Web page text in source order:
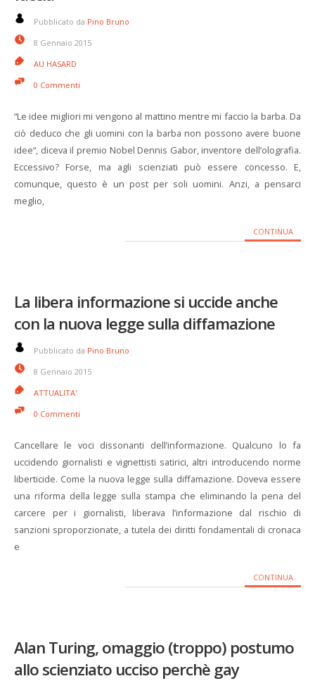
Pubblicato da Pino Bruno
8 Gennaio 2015
AU HASARD
0 Commenti
“Le idee migliori mi vengono al mattino mentre mi faccio la barba. Da
ciò deduco che gli uomini con la barba non possono avere buone
idee“, diceva il premio Nobel Dennis Gabor, inventore dell’olografia.
Eccessivo? Forse, ma agli scienziati può essere concesso. E,
comunque, questo è un post per soli uomini. Anzi, a pensarci
meglio,
CONTINUA
La libera informazione si uccide anche
con la nuova legge sulla diffamazione
Pubblicato da Pino Bruno
8 Gennaio 2015
ATTUALITA'
0 Commenti
Cancellare le voci dissonanti dell’informazione. Qualcuno lo fa
uccidendo giornalisti e vignettisti satirici, altri introducendo norme
liberticide. Come la nuova legge sulla diffamazione. Doveva essere
una riforma della legge sulla stampa che eliminando la pena del
carcere per i giornalisti, liberava l’informazione dal rischio di
sanzioni sproporzionate, a tutela dei diritti fondamentali di cronaca
e
CONTINUA
Alan Turing, omaggio (troppo) postumo
allo scienziato ucciso perchè gay